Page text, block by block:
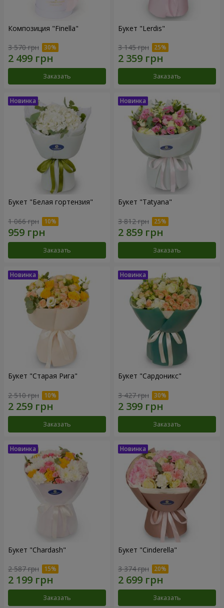
Композиция "Finella"
3 570 грн
Заказать
Букет "Lerdis"
3 145 грн
Заказать
Букет "Белая гортензия"
1 066 грн
Заказать
Букет "Tatyana"
3 812 грн
Заказать
Букет "Старая Рига"
2 510 грн
Заказать
Букет "Сардоникс"
3 427 грн
Заказать
Букет "Chardash"
2 587 грн
Заказать
Букет "Cinderella"
3 374 грн
Заказать